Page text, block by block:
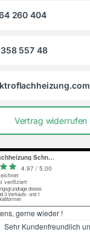
260 404
557 48
Vertrag widerrufen